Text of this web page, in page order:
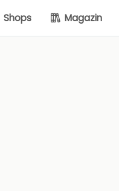
Shops Magazin